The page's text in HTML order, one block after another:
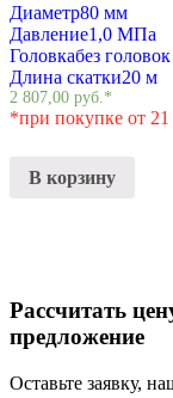
Диаметр80 мм
Давление1,0 МПа
Головкабез головок
Длина скатки20 м
2 807,00 руб. *
*при покупке от
В корзину
Рассчитать
предложение
Оставьте заявку,